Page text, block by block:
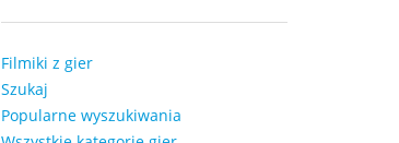
Filmiki z gier
Szukaj
Popularne wyszukiwania